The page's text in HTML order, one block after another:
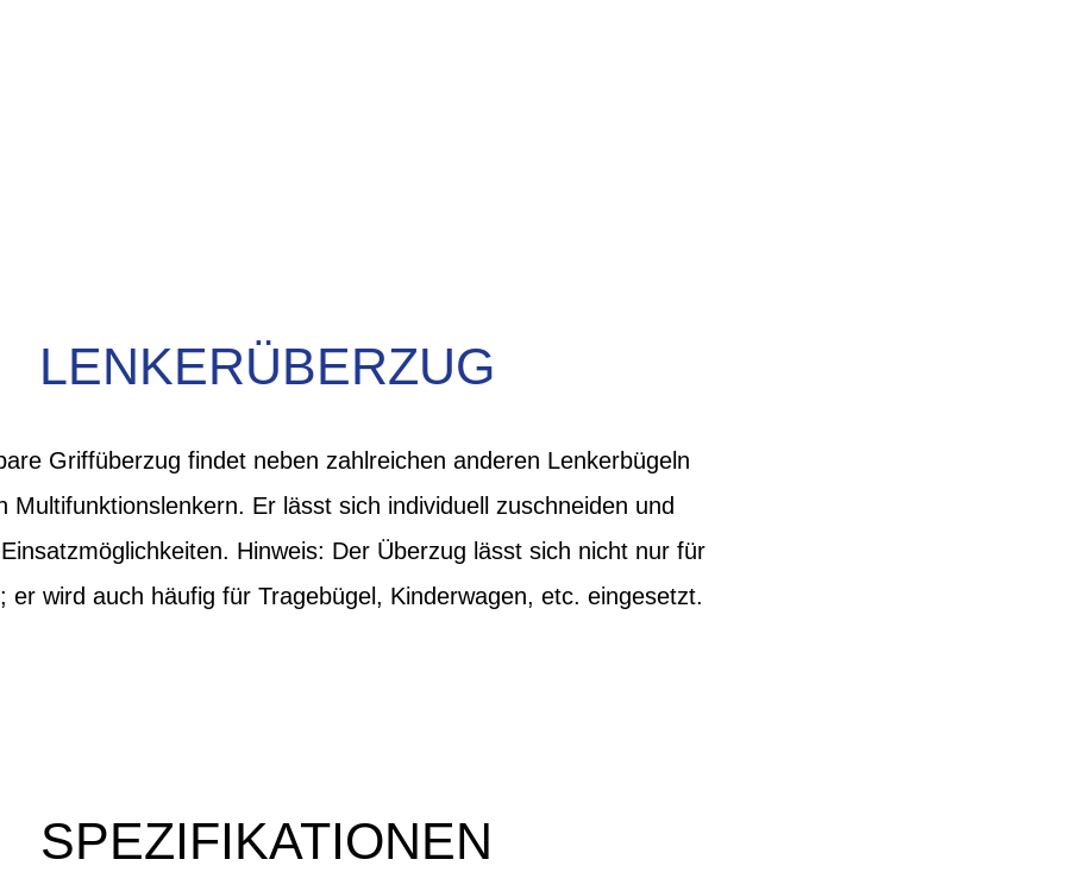
LENKERÜBERZUG
Griffüberzug findet neben zahlreichen anderen Lenkerbügeln
Multifunktionslenkern. Er lässt sich individuell zuschneiden und
Hinweis: Der Überzug lässt sich nicht nur für
er wird auch häufig für Tragebügel, Kinderwagen, etc. eingesetzt.
SPEZIFIKATIONEN